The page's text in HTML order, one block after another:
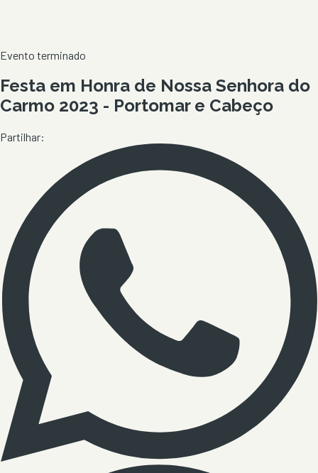
Evento terminado
Festa em Honra de Nossa Senhora do
Carmo 2023 - Portomar e Cabeço
Partilhar: